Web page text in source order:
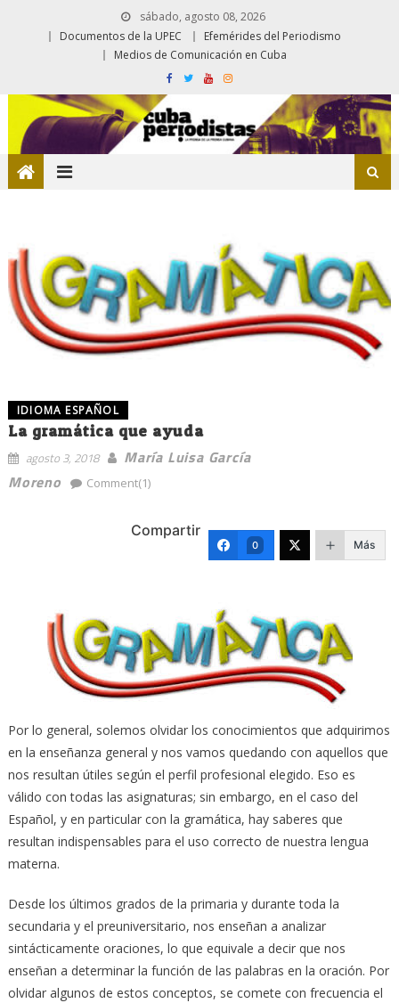
sábado, agosto 08, 2026
Documentos de la UPEC
Efemérides del Periodismo
Medios de Comunicación en Cuba
IDIOMA ESPAÑOL
La gramática que ayuda
agosto 3, 2018
María Luisa García
Moreno
Comment(1)
Compartir
0 Más
Por lo general, solemos olvidar los conocimientos que adquirimos
en la enseñanza general y nos vamos quedando con aquellos que
nos resultan útiles según el perfil profesional elegido. Eso es
válido con todas las asignaturas; sin embargo, en el caso del
Español, y en particular con la gramática, hay saberes que
resultan indispensables para el uso correcto de nuestra lengua
materna.
Desde los últimos grados de la primaria y durante toda la
secundaria y el preuniversitario, nos enseñan a analizar
sintácticamente oraciones, lo que equivale a decir que nos
enseñan a determinar la función de las palabras en la oración. Por
olvidar algunos de estos conceptos, se comete con frecuencia el